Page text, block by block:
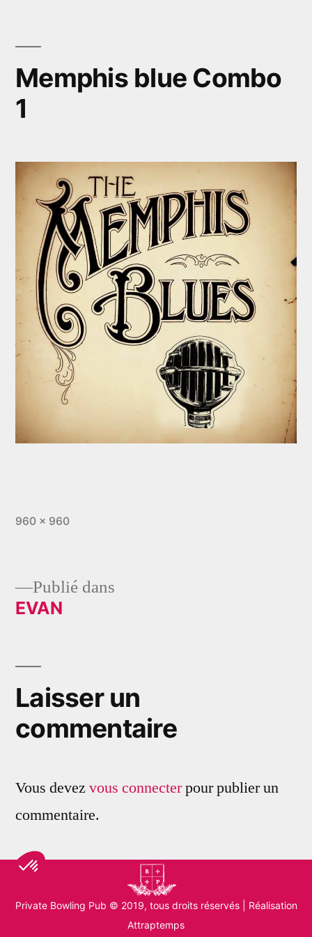
contenu
Memphis blue Combo
1
Taille
960 × 960
Navigation
l’article
Publié dans
EVAN
Laisser un
commentaire
Vous devez vous connecterpour publier un
commentaire.
Private Bowling Pub © 2019, tous droits réservés | Réalisation
Attraptemps